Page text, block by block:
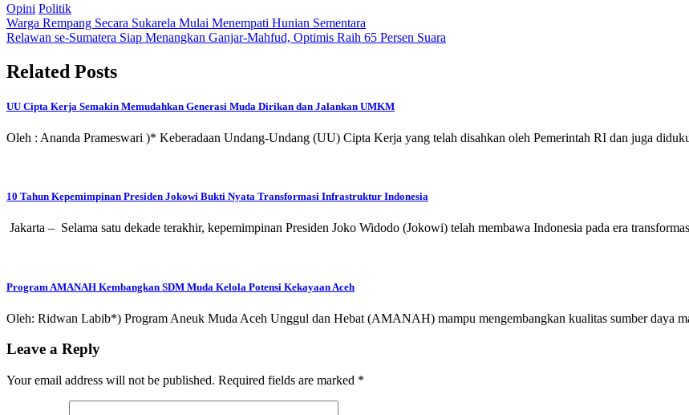
Opini Politik
Post
navigation
Warga Rempang Secara Sukarela Mulai Menempati Hunian Sementara
Relawan se-Sumatera Siap Menangkan Ganjar-Mahfud, Optimis Raih 65 Persen Suara
Related Posts
UU Cipta Kerja Semakin Memudahkan Generasi Muda Dirikan dan Jalankan UMKM
Oleh : Ananda Prameswari )* Keberadaan Undang-Undang (UU) Cipta Kerja yang telah disahkan oleh Pemerintah RI dan juga
10 Tahun Kepemimpinan Presiden Jokowi Bukti Nyata Transformasi Infrastruktur Indonesia
Jakarta – Selama satu dekade terakhir, kepemimpinan Presiden Joko Widodo (Jokowi) telah membawa Indonesia pada era
⁠Program AMANAH Kembangkan SDM Muda Kelola Potensi Kekayaan Aceh
Oleh: Ridwan Labib*) Program Aneuk Muda Aceh Unggul dan Hebat (AMANAH) mampu mengembangkan kualitas sumber daya
Leave a Reply
Your email address will not be published. Required fields are marked *